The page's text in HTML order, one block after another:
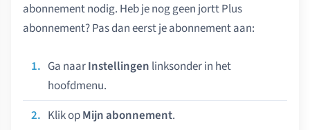
abonnement nodig. Heb je nog geen jortt Plus
abonnement? Pas dan eerst je abonnement aan:
Ga naarInstellingen linksonder in het
hoofdmenu.
Klik opMijn abonnement.